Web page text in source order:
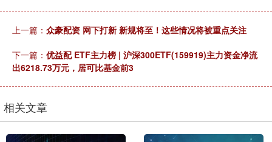
上一篇： 众豪配资 网下打新 新规将至！这些情况将被重点关注
下一篇： 优益配 ETF主力榜 | 沪深300ETF(159919)主力资金净流
出6218.73万元，居可比基金前3
相关文章